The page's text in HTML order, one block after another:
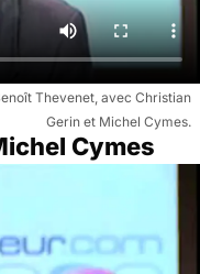
Thevenet, avec Christian
Gerin et Michel Cymes.
Cymes